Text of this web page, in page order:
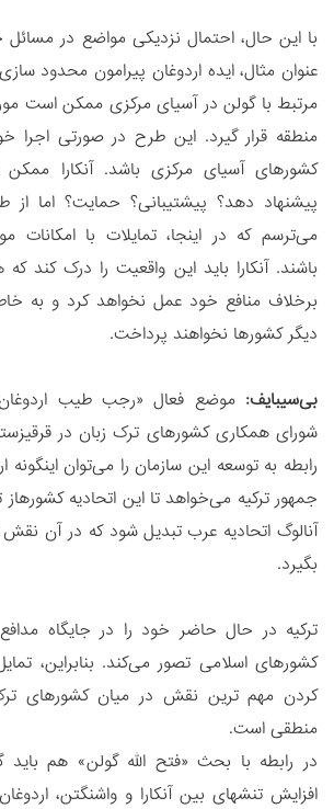
با این حال، احتمال نزدیکی مواضع در
عنوان مثال، ایده اردوغان پیرامون محدود
مرتبط با گولن در آسیای مرکزی ممکن است
منطقه قرار گیرد. این طرح در صورتی اجرا
کشورهای آسیای مرکزی باشد. آنکارا
پیشنهاد دهد؟ پیشتیبانی؟ حمایت؟ اما
می‌ترسم که در اینجا، تمایلات با امکانات
باشند. آنکارا باید این واقعیت را درک کند
برخلاف منافع خود عمل نخواهد کرد و به
دیگر کشورها نخواهند پرداخت.
بی‌سیبایف: موضع فعال «رجب طیب
شورای همکاری کشورهای ترک زبان در
رابطه به توسعه این سازمان را می‌توان اینگونه
جمهور ترکیه می‌خواهد تا این اتحادیه
آنالوگ اتحادیه عرب تبدیل شود که در آن
بگیرد.
ترکیه در حال حاضر خود را در جایگاه
کشورهای اسلامی تصور می‌کند. بنابراین،
کردن مهم ترین نقش در میان کشورهای
منطقی است.
در رابطه با بحث «فتح الله گولن» هم
افزایش تنشهای بین آنکارا و واشنگتن،